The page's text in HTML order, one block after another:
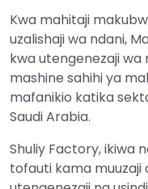
Kwa mahitaji
uzalishaji wa ndani,
kwa utengenezaji
mashine sahihi ya
mafanikio katika
Saudi Arabia.
Shuliy Factory, ikiwa
tofauti kama